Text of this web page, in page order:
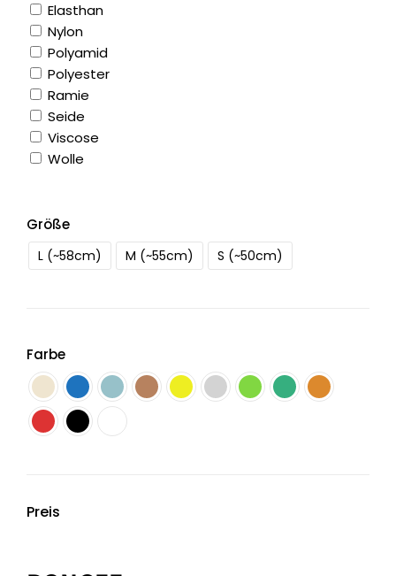
Elasthan
Nylon
Polyamid
Polyester
Ramie
Seide
Viscose
Wolle
Größe
L (~58cm) M (~55cm) S (~50cm)
Farbe
Preis